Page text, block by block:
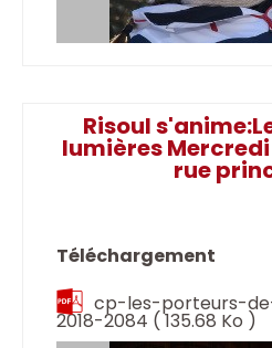
Risoul
lumières Mercredi
rue
Téléchargement
cp-les-porteurs-
2018-2084 ( 135.68 Ko )